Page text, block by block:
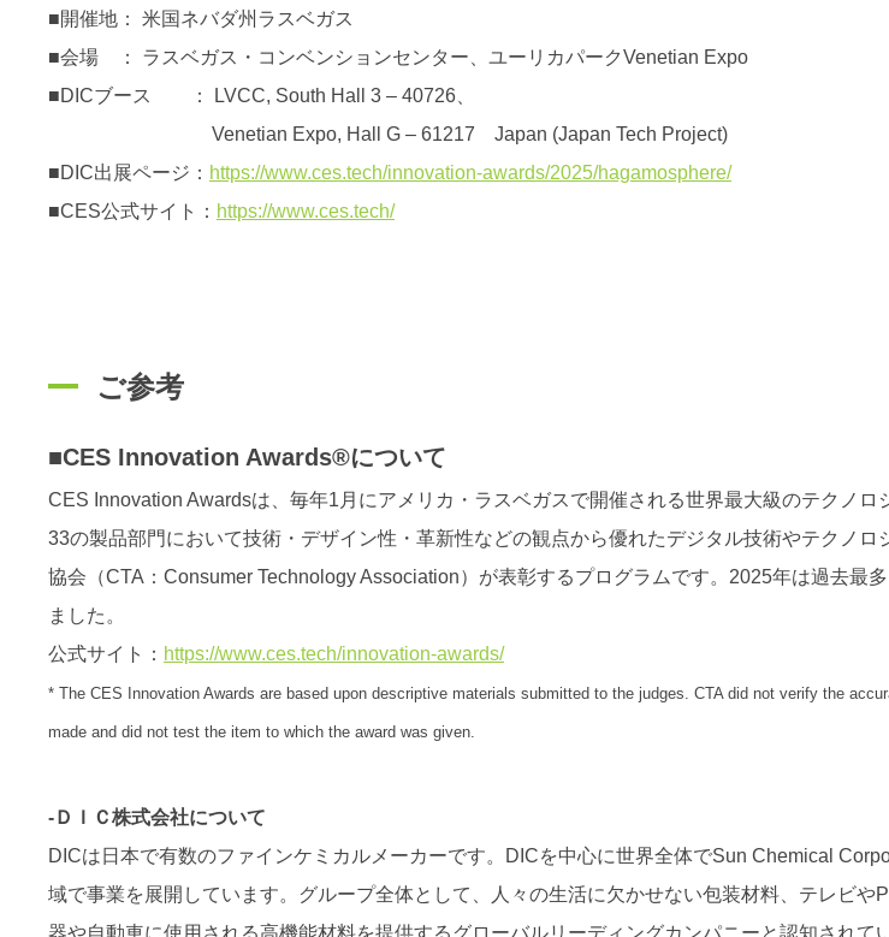
■開催地： 米国ネバダ州ラスベガス
■会場 ： ラスベガス・コンベンションセンター、ユーリカパークVenetian Expo
■DICブース ： LVCC, South Hall 3 – 40726、
Venetian Expo, Hall G – 61217 Japan (Japan Tech Project)
■DIC出展ページ： https://www.ces.tech/innovation-awards/2025/hagamosphere/
■CES公式サイト： https://www.ces.tech/
ご参考
■CES Innovation Awards®について
CES Innovation Awardsは、毎年1月にアメリカ・ラスベガスで開催される世界最大級のテクノロ
33の製品部門において技術・デザイン性・革新性などの観点から優れたデジタル技術やテクノロ
協会（CTA：Consumer Technology Association）が表彰するプログラムです。2025年は過去最
ました。
公式サイト： https://www.ces.tech/innovation-awards/
* The CES Innovation Awards are based upon descriptive materials submitted to the judges. CTA did not verify the
made and did not test the item to which the award was given.
-ＤＩＣ株式会社について
DICは日本で有数のファインケミカルメーカーです。DICを中心に世界全体でSun Chemical
域で事業を展開しています。グループ全体として、人々の生活に欠かせない包装材料、テレビ
器や自動車に使用される高機能材料を提供するグローバルリーディングカンパニーと認知され